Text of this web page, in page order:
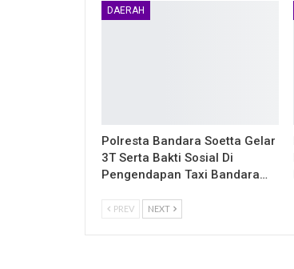
DAERAH
Polresta Bandara Soetta Gelar
3T Serta Bakti Sosial Di
Pengendapan Taxi Bandara…
PREV NEXT